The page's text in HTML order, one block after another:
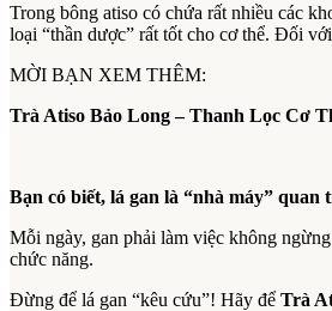
Trong bông atiso có chứa rất nhiều các
loại “thần dược” rất tốt cho cơ thể. Đối
MỜI BẠN XEM THÊM:
Trà Atiso Bảo Long – Thanh Lọc Cơ
Bạn có biết, lá gan là “nhà máy” quan
Mỗi ngày, gan phải làm việc không
chức năng.
Đừng để lá gan “kêu cứu”! Hãy để Trà